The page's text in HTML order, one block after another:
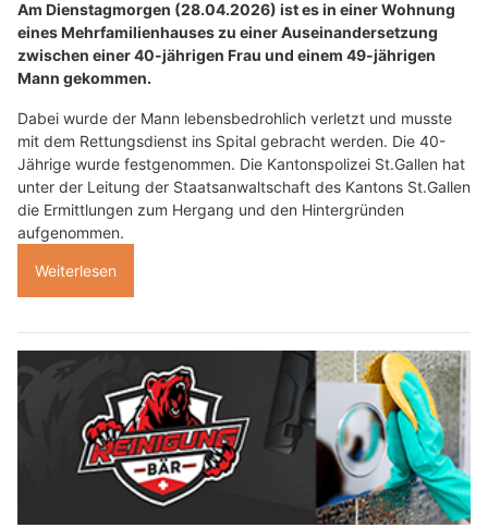
Am Dienstagmorgen (28.04.2026) ist es in einer Wohnung
eines Mehrfamilienhauses zu einer Auseinandersetzung
zwischen einer 40-jährigen Frau und einem 49-jährigen
Mann gekommen.
Dabei wurde der Mann lebensbedrohlich verletzt und musste
mit dem Rettungsdienst ins Spital gebracht werden. Die 40-
Jährige wurde festgenommen. Die Kantonspolizei St.Gallen hat
unter der Leitung der Staatsanwaltschaft des Kantons St.Gallen
die Ermittlungen zum Hergang und den Hintergründen
aufgenommen.
Weiterlesen